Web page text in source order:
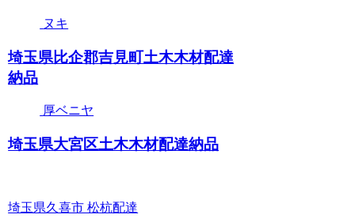
ヌキ
埼玉県比企郡吉見町土木木材配達
納品
厚ベニヤ
埼玉県大宮区土木木材配達納品
埼玉県久喜市 松杭配達